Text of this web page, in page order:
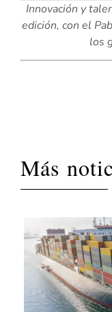
Innovación y
edición, con el
los
Más